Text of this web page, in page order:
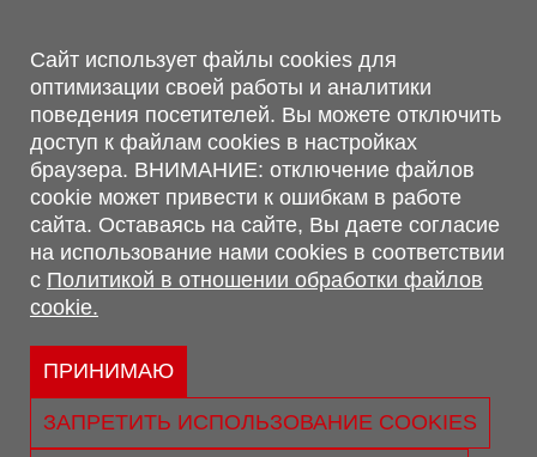
Магазин, склад
г. Минск, Минский р-н, п. Привольный, ул. Мира, 20А,
223062
г. Брест, ул. Лейтенанта Рябцева, 108 В, 224701
Обращаем Ваше внимание, что вся предоставленная на сайте
информация, касающаяся комплектаций, технических
характеристик, цветовых сочетаний, а также стоимости и
сервисного обслуживания носит информационный характер и
не является публичной офертой, определяемой п.2 ст.407
Гражданского кодекса Республики Беларусь.
Политика обработки персональных данных
Политикой в отношении обработки файлов cookie.
Сайт использует файлы cookies для
оптимизации своей работы и аналитики
поведения посетителей. Вы можете отключить
доступ к файлам cookies в настройках
браузера. ВНИМАНИЕ: отключение файлов
cookie может привести к ошибкам в работе
сайта. Оставаясь на сайте, Вы даете согласие
на использование нами cookies в соответствии
с Политикой в отношении обработки файлов
cookie.
ПРИНИМАЮ
ЗАПРЕТИТЬ ИСПОЛЬЗОВАНИЕ COOKIES